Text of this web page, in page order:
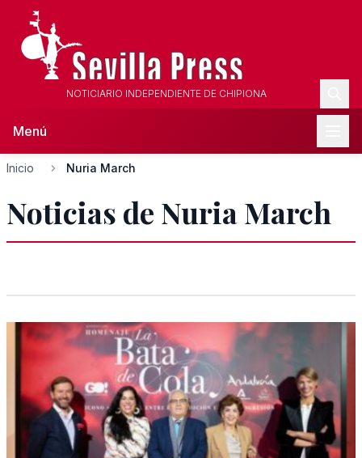
NOTICIARIO INDEPENDIENTE DE CHIPIONA
Menú
Inicio Nuria March
Noticias de Nuria March